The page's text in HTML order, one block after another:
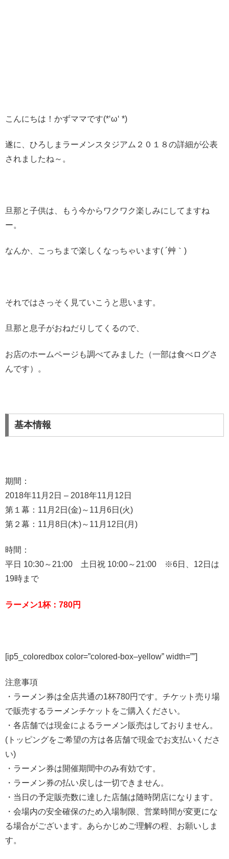
こんにちは！かずママです(*‘ω‘ *)
遂に、ひろしまラーメンスタジアム２０１８の詳細が公表
されましたね～。
旦那と子供は、もう今からワクワク楽しみにしてますね
ー。
なんか、こっちまで楽しくなっちゃいます( ´艸｀)
それではさっそく見ていこうと思います。
旦那と息子がおねだりしてくるので、
お店のホームページも調べてみました（一部は食べログさ
んです）。
基本情報
期間：
2018年11月2日 – 2018年11月12日
第１幕：11月2日(金)～11月6日(火)
第２幕：11月8日(木)～11月12日(月)
時間：
平日 10:30～21:00 土日祝 10:00～21:00 ※6日、12日は
19時まで
ラーメン1杯：780円
[ip5_coloredbox color=”colored-box–yellow” width=””]
注意事項
・ラーメン券は全店共通の1杯780円です。チケット売り場
で販売するラーメンチケットをご購入ください。
・各店舗では現金によるラーメン販売はしておりません。
(トッピングをご希望の方は各店舗で現金でお支払いくださ
い)
・ラーメン券は開催期間中のみ有効です。
・ラーメン券の払い戻しは一切できません。
・当日の予定販売数に達した店舗は随時閉店になります。
・会場内の安全確保のため入場制限、営業時間が変更にな
る場合がございます。あらかじめご理解の程、お願いしま
す。